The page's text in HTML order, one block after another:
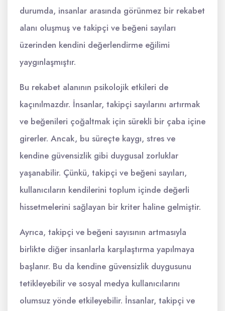
durumda, insanlar arasında görünmez bir rekabet
alanı oluşmuş ve takipçi ve beğeni sayıları
üzerinden kendini değerlendirme eğilimi
yaygınlaşmıştır.
Bu rekabet alanının psikolojik etkileri de
kaçınılmazdır. İnsanlar, takipçi sayılarını artırmak
ve beğenileri çoğaltmak için sürekli bir çaba içine
girerler. Ancak, bu süreçte kaygı, stres ve
kendine güvensizlik gibi duygusal zorluklar
yaşanabilir. Çünkü, takipçi ve beğeni sayıları,
kullanıcıların kendilerini toplum içinde değerli
hissetmelerini sağlayan bir kriter haline gelmiştir.
Ayrıca, takipçi ve beğeni sayısının artmasıyla
birlikte diğer insanlarla karşılaştırma yapılmaya
başlanır. Bu da kendine güvensizlik duygusunu
tetikleyebilir ve sosyal medya kullanıcılarını
olumsuz yönde etkileyebilir. İnsanlar, takipçi ve